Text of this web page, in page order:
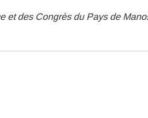
et des Congrès du Pays de